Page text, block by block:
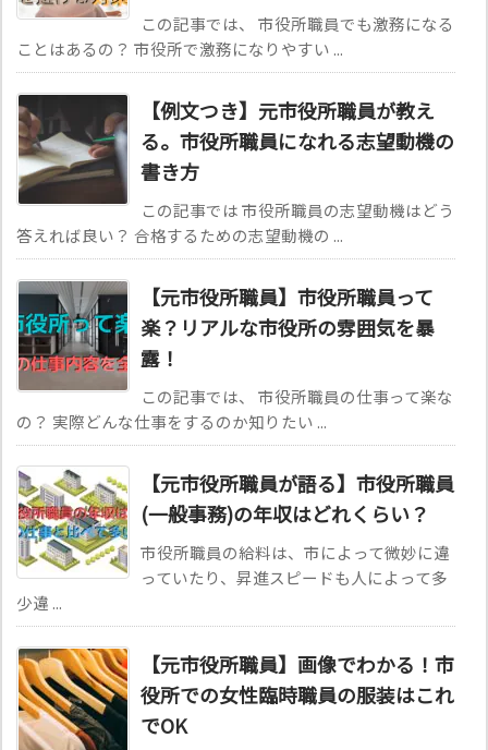
この記事では、 市役所職員でも激務になる
ことはあるの？ 市役所で激務になりやすい ...
【例文つき】元市役所職員が教え
る。市役所職員になれる志望動機の
書き方
この記事では 市役所職員の志望動機はどう
答えれば良い？ 合格するための志望動機の ...
【元市役所職員】市役所職員って
楽？リアルな市役所の雰囲気を暴
露！
この記事では、 市役所職員の仕事って楽な
の？ 実際どんな仕事をするのか知りたい ...
【元市役所職員が語る】市役所職員
(一般事務)の年収はどれくらい？
市役所職員の給料は、市によって微妙に違
っていたり、昇進スピードも人によって多
少違 ...
【元市役所職員】画像でわかる！市
役所での女性臨時職員の服装はこれ
でOK